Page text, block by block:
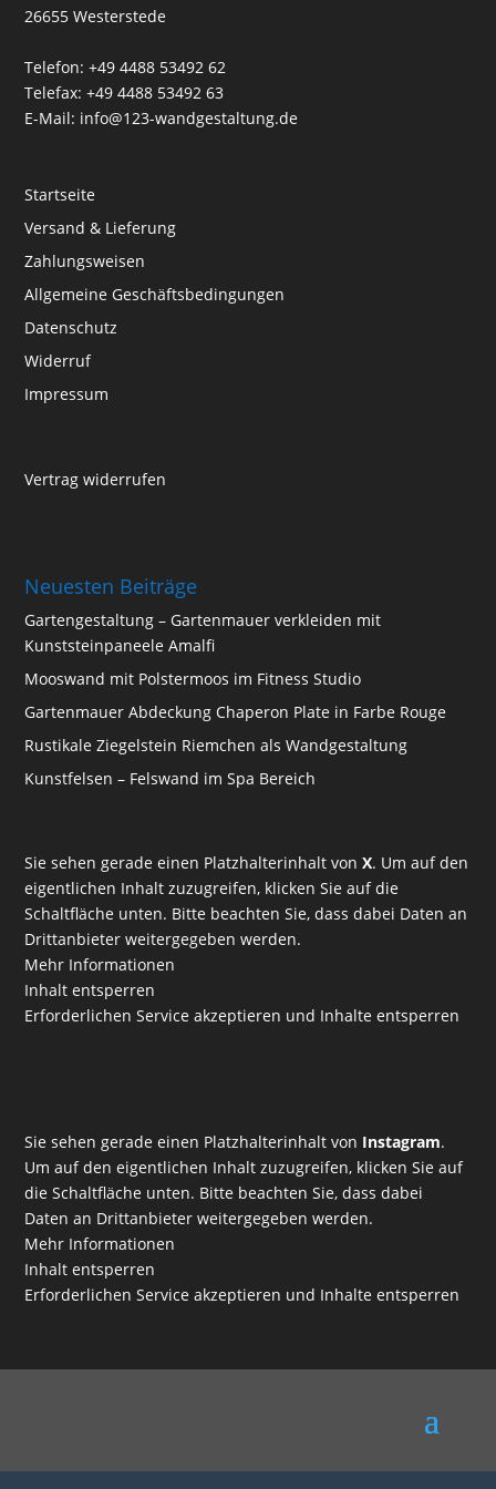
26655 Westerstede
Telefon: +49 4488 53492 62
Telefax: +49 4488 53492 63
E-Mail: info@123-wandgestaltung.de
Startseite
Versand & Lieferung
Zahlungsweisen
Allgemeine Geschäftsbedingungen
Datenschutz
Widerruf
Impressum
Vertrag widerrufen
Neuesten Beiträge
Gartengestaltung – Gartenmauer verkleiden mit
Kunststeinpaneele Amalfi
Mooswand mit Polstermoos im Fitness Studio
Gartenmauer Abdeckung Chaperon Plate in Farbe Rouge
Rustikale Ziegelstein Riemchen als Wandgestaltung
Kunstfelsen – Felswand im Spa Bereich
Sie sehen gerade einen Platzhalterinhalt vonX. Um auf den
eigentlichen Inhalt zuzugreifen, klicken Sie auf die
Schaltfläche unten. Bitte beachten Sie, dass dabei Daten an
Drittanbieter weitergegeben werden.
Mehr Informationen
Inhalt entsperren
Erforderlichen Service akzeptieren und Inhalte entsperren
Sie sehen gerade einen Platzhalterinhalt von Instagram.
Um auf den eigentlichen Inhalt zuzugreifen, klicken Sie auf
die Schaltfläche unten. Bitte beachten Sie, dass dabei
Daten an Drittanbieter weitergegeben werden.
Mehr Informationen
Inhalt entsperren
Erforderlichen Service akzeptieren und Inhalte entsperren